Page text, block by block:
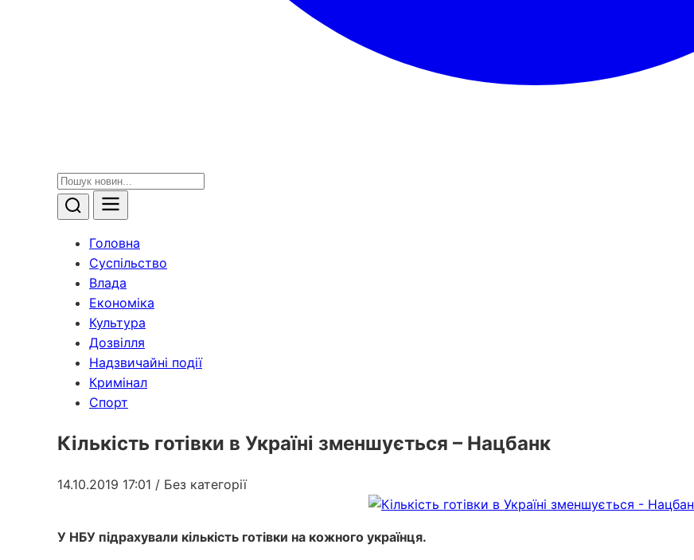
Головна
Суспільство
Влада
Економіка
Культура
Дозвілля
Надзвичайні події
Кримінал
Спорт
Кількість готівки в Україні зменшується – Нацбанк
14.10.2019 17:01 / Без категорії
У НБУ підрахували кількість готівки на кожного українця.